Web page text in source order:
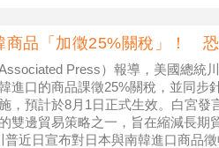
商品「加徵25%關稅」！
Press）報導，美國總統
進口的商品課徵25%關稅，並同步
，預計於8月1日正式生效。白宮發
雙邊貿易策略之一，旨在縮減長期
近日宣布對日本與南韓進口商品